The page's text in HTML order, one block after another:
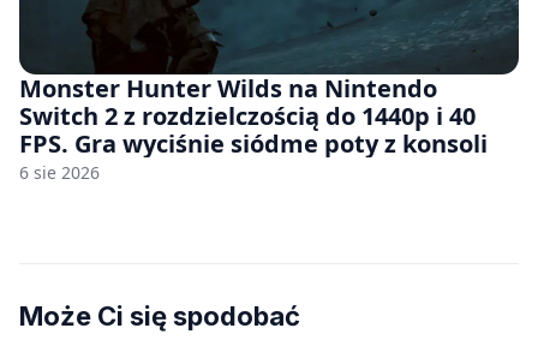
Monster Hunter Wilds na Nintendo
Switch 2 z rozdzielczością do 1440p i 40
FPS. Gra wyciśnie siódme poty z konsoli
6 sie 2026
Może Ci się spodobać